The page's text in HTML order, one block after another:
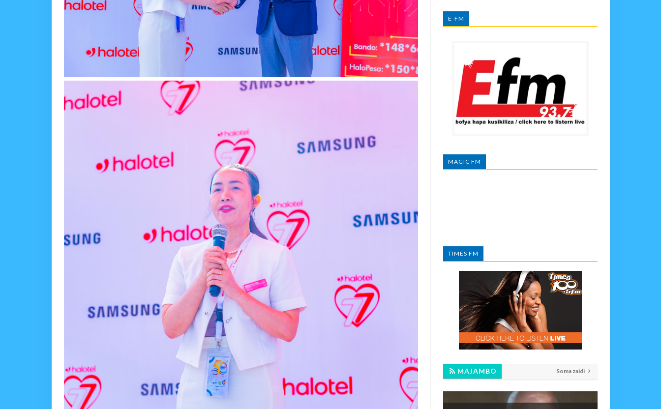
E-FM
MAGIC FM
TIMES FM
MAJAMBO Soma zaidi